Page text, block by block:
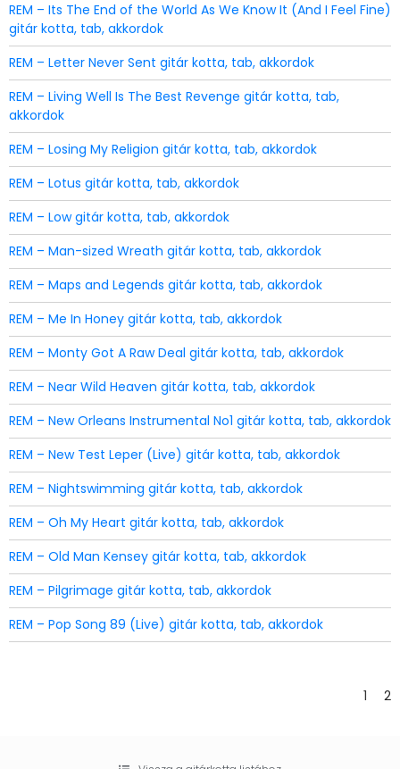
REM – Its The End of the World As We Know It (And I Feel Fine)
gitár kotta, tab, akkordok
REM – Letter Never Sent gitár kotta, tab, akkordok
REM – Living Well Is The Best Revenge gitár kotta, tab,
akkordok
REM – Losing My Religion gitár kotta, tab, akkordok
REM – Lotus gitár kotta, tab, akkordok
REM – Low gitár kotta, tab, akkordok
REM – Man-sized Wreath gitár kotta, tab, akkordok
REM – Maps and Legends gitár kotta, tab, akkordok
REM – Me In Honey gitár kotta, tab, akkordok
REM – Monty Got A Raw Deal gitár kotta, tab, akkordok
REM – Near Wild Heaven gitár kotta, tab, akkordok
REM – New Orleans Instrumental No1 gitár kotta, tab, akkordok
REM – New Test Leper (Live) gitár kotta, tab, akkordok
REM – Nightswimming gitár kotta, tab, akkordok
REM – Oh My Heart gitár kotta, tab, akkordok
REM – Old Man Kensey gitár kotta, tab, akkordok
REM – Pilgrimage gitár kotta, tab, akkordok
REM – Pop Song 89 (Live) gitár kotta, tab, akkordok
1 2